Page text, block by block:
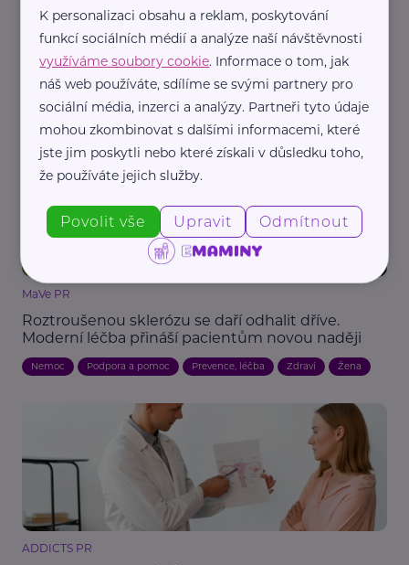
ADDICTS PR
Vaping zvyšuje riziko rakoviny. Nová studie vyvrací
mýtus o bezpečnější alternativě
Bezpečnost Prevence, léčba Zdraví
MaVe PR
Roztroušenou sklerózu se daří odhalit dříve.
Moderní léčba přináší pacientům novou naději
Nemoc Podpora a pomoc Prevence, léčba Zdraví Žena
ADDICTS PR
K personalizaci obsahu a reklam, poskytování
funkcí sociálních médií a analýze naší návštěvnosti
využíváme soubory cookie. Informace o tom, jak
náš web používáte, sdílíme se svými partnery pro
sociální média, inzerci a analýzy. Partneři tyto údaje
mohou zkombinovat s dalšími informacemi, které
jste jim poskytli nebo které získali v důsledku toho,
že používáte jejich služby.
Povolit vše Upravit Odmítnout